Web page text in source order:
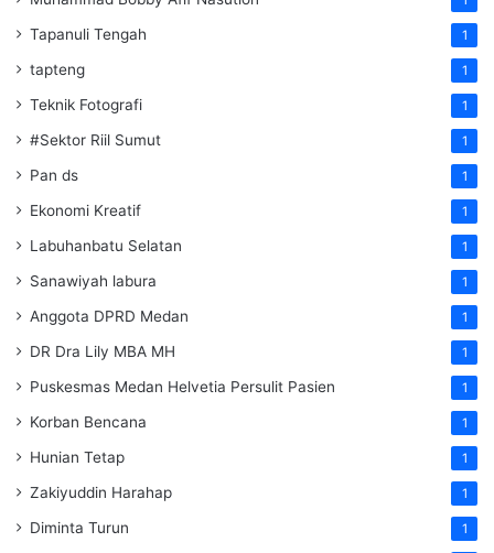
Tapanuli Tengah 1
tapteng 1
Teknik Fotografi 1
#Sektor Riil Sumut 1
Pan ds 1
Ekonomi Kreatif 1
Labuhanbatu Selatan 1
Sanawiyah labura 1
Anggota DPRD Medan 1
DR Dra Lily MBA MH 1
Puskesmas Medan Helvetia Persulit Pasien 1
Korban Bencana 1
Hunian Tetap 1
Zakiyuddin Harahap 1
Diminta Turun 1